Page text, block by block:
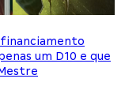
financiamento
um D10 e que